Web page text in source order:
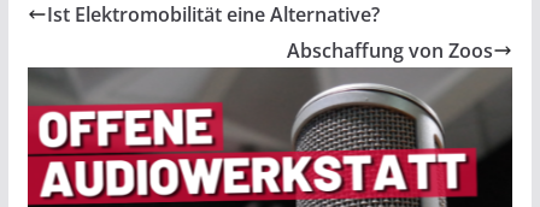
Ist Elektromobilität eine Alternative?
Abschaffung von Zoos